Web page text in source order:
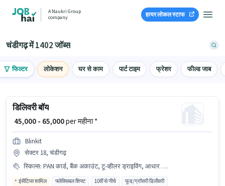
A Naukri Group
company
हायर लोकल स्टाफ
चंडीगढ़ में 1402 जॉब्स
फिल्टर लोकेशन घर से काम पार्ट टाइम फ्रेशर फील्ड जाब
डिलिवरी बॉय
₹ 45,000 - 65,000per महीना *
Blinkit
सेक्टर 18, चंडीगढ़
स्किल्स: PAN कार्ड, बैंक अकाउंट, टू-व्हीलर ड्राइविंग, आधार कार्ड, स्मार्टफोन, नेविगेशन स्किल्स, एरिया नॉलेज, बाइक
इंसेंटिव्स शामिल फ्लेक्सिबल शिफ्ट 10वीं से नीचे फूड/ग्रॉसरी डिलीवरी